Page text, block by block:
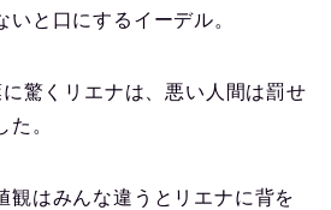
と口にするイーデル。
に驚くリエナは、悪い人間は罰せ
た。
観はみんな違うとリエナに背を